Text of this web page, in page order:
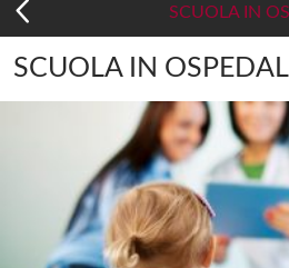
SCUOLA IN
SCUOLA IN